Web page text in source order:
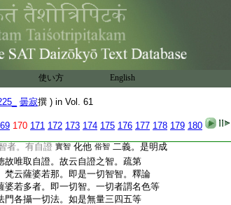
使い方 English
曇寂撰 ) in Vol. 61
170 171 172 173 174 175 176 177 178 179 180
大教王經私
第五
曇寂撰
餘
如來一切智智等者。解云。證謂證入。
菩提無量壽尊三昧也。宋譯云成
。南方入於潅頂菩提牙生。猶如法
相故云獲得。西方證一切智智是窮
猶如流至現方名成就故云成就也。一
者。有自證 實智 化他 俗智 二義。是明成
故唯取自證。故云自證之智。疏第
梵云薩婆若那。即是一切智智。釋論
婆若多者。即一切智。一切者謂名色等
門各攝一切法。如是無量三四五等